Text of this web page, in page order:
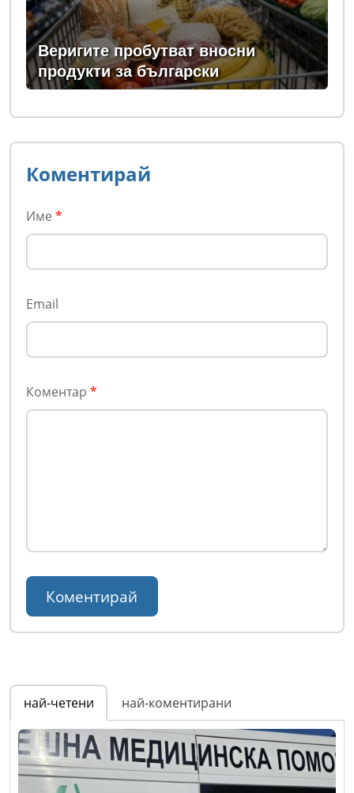
Веригите пробутват вносни
продукти за български
Коментирай
Име *
Email
Коментар *
най-четени най-коментирани